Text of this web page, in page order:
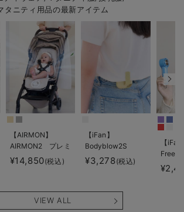
タニティ用品の最新アイテム
【AIRMON】
AIRMON2 プレミ
アム
¥14,850(税込)
【iFan】
Bodyblow2S
¥3,278(税込)
【
Freeze
VIEW ALL